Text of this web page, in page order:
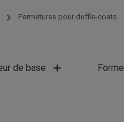
Fermetures pour duffle-coats
de base Forme